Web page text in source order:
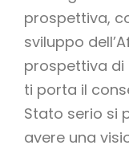
prospettiva,
sviluppo
prospettiva di
ti porta il
Stato serio si
avere una